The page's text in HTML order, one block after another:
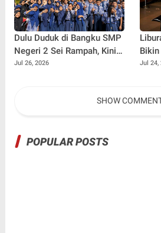
Dulu Duduk di Bangku SMP
Negeri 2 Sei Rampah, Kini
Penulis Mulai Aja Dulu
Menginspirasi Generasi
Jul 26, 2026
Jadi?
Jul 24,
SHOW
POPULAR POSTS